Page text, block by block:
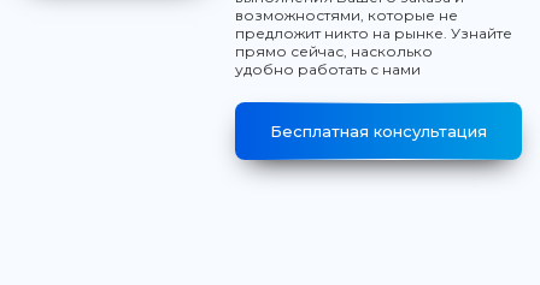
возможностями, которые не
предложит никто на рынке. Узнайте
прямо сейчас, насколько
удобно работать с нами
Бесплатная консультация